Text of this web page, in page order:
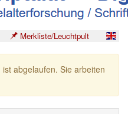
Merkliste/Leuchtpult
abgelaufen. Sie arbeiten